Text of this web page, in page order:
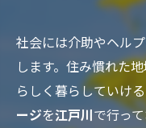
社会には介助やヘル
します。住み慣れた
らしく暮らしていけ
ージを江戸川で行っ